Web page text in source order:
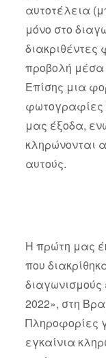
αυτοτέλεια
μόνο στο
προβολή μέσα
Επίσης μια
φωτογραφίες
μας έξοδα,
κληρώνονται
αυτούς.
Η πρώτη μας
που
διαγωνισμούς
2022», στη
Πληροφορίες
εγκαίνια